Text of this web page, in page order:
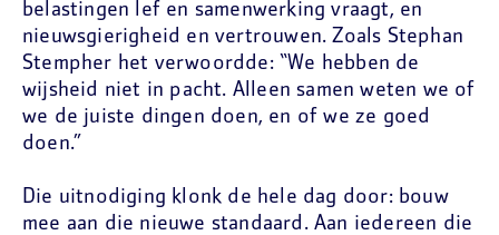
belastingen lef en samenwerking vraagt, en
nieuwsgierigheid en vertrouwen. Zoals Stephan
Stempher het verwoordde: “We hebben de
wijsheid niet in pacht. Alleen samen weten we of
we de juiste dingen doen, en of we ze goed
doen.”
Die uitnodiging klonk de hele dag door: bouw
mee aan die nieuwe standaard. Aan iedereen die